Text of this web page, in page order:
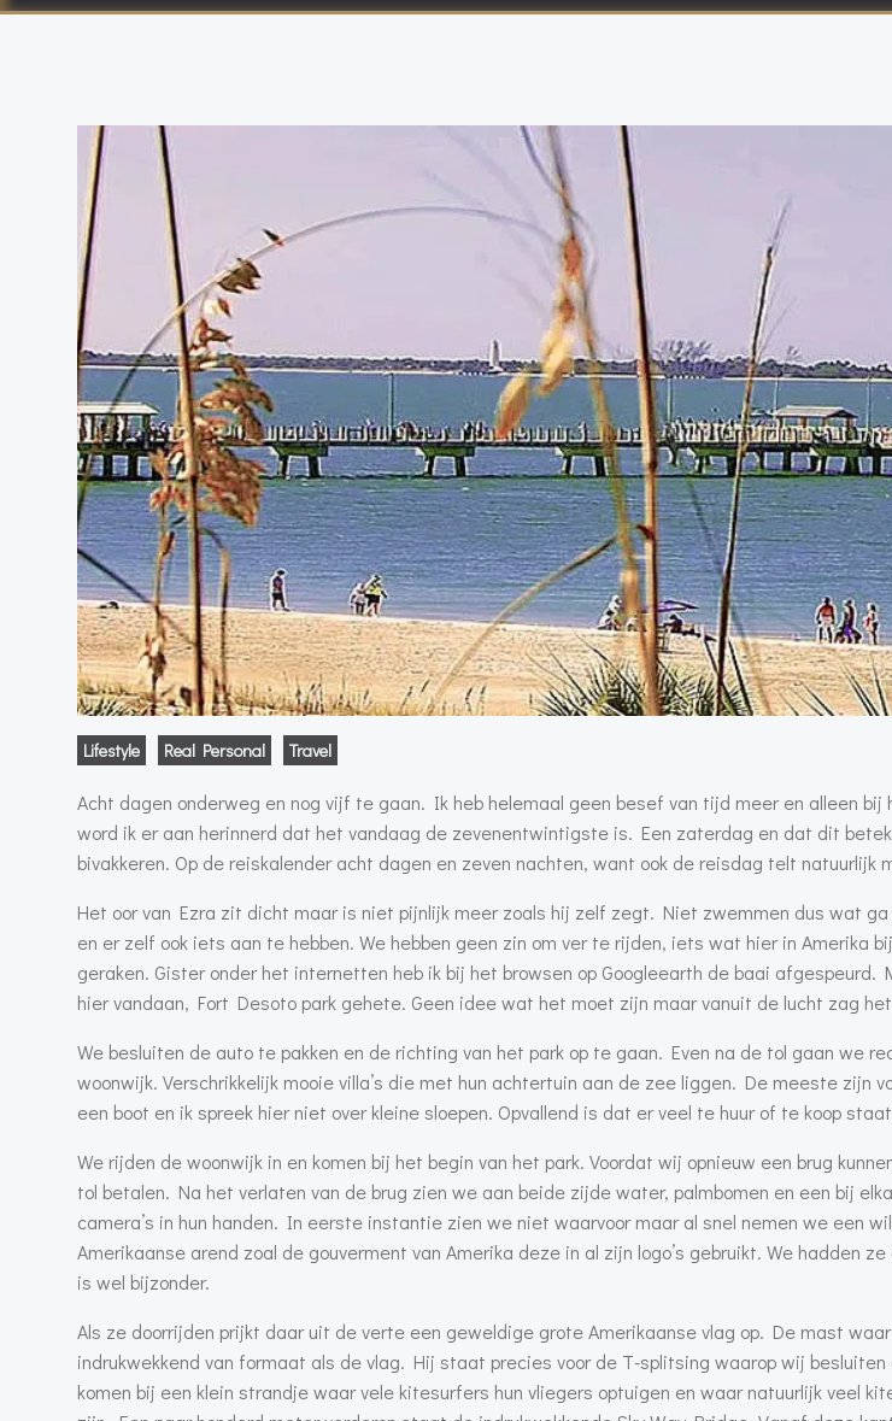
Lifestyle Real Personal Travel
Acht dagen onderweg en nog vijf te gaan. Ik heb helemaal geen besef van tijd meer en alleen bij
word ik er aan herinnerd dat het vandaag de zevenentwintigste is. Een zaterdag en dat dit
bivakkeren. Op de reiskalender acht dagen en zeven nachten, want ook de reisdag telt natuurlijk
Het oor van Ezra zit dicht maar is niet pijnlijk meer zoals hij zelf zegt. Niet zwemmen dus wat ga
en er zelf ook iets aan te hebben. We hebben geen zin om ver te rijden, iets wat hier in Amerika
geraken. Gister onder het internetten heb ik bij het browsen op Googleearth de baai afgespeurd.
hier vandaan, Fort Desoto park gehete. Geen idee wat het moet zijn maar vanuit de lucht zag
We besluiten de auto te pakken en de richting van het park op te gaan. Even na de tol gaan we
woonwijk. Verschrikkelijk mooie villa’s die met hun achtertuin aan de zee liggen. De meeste zijn
een boot en ik spreek hier niet over kleine sloepen. Opvallend is dat er veel te huur of te koop
We rijden de woonwijk in en komen bij het begin van het park. Voordat wij opnieuw een brug
tol betalen. Na het verlaten van de brug zien we aan beide zijde water, palmbomen en een bij
camera’s in hun handen. In eerste instantie zien we niet waarvoor maar al snel nemen we een
Amerikaanse arend zoal de gouverment van Amerika deze in al zijn logo’s gebruikt. We hadden
is wel bijzonder.
Als ze doorrijden prijkt daar uit de verte een geweldige grote Amerikaanse vlag op. De mast
indrukwekkend van formaat als de vlag. Hij staat precies voor de T-splitsing waarop wij
komen bij een klein strandje waar vele kitesurfers hun vliegers optuigen en waar natuurlijk veel